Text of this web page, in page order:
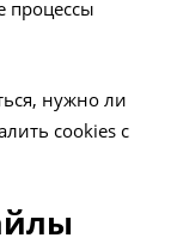
процессы
нужно ли
cookies с